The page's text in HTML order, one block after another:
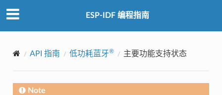
ESP-IDF 编程指南
API 指南 低功耗蓝牙® 主要功能支持状态
Note